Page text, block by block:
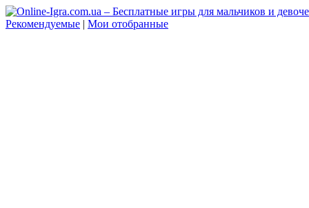
Рекомендуемые | Мои отобранные